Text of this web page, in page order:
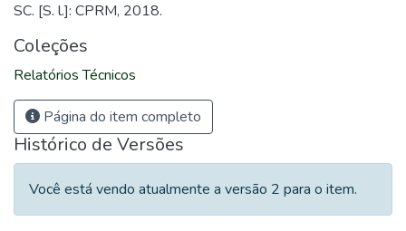
SC. [S. l.]: CPRM, 2018.
Coleções
Relatórios Técnicos
Página do item completo
Histórico de Versões
Você está vendo atualmente a versão 2 para o item.